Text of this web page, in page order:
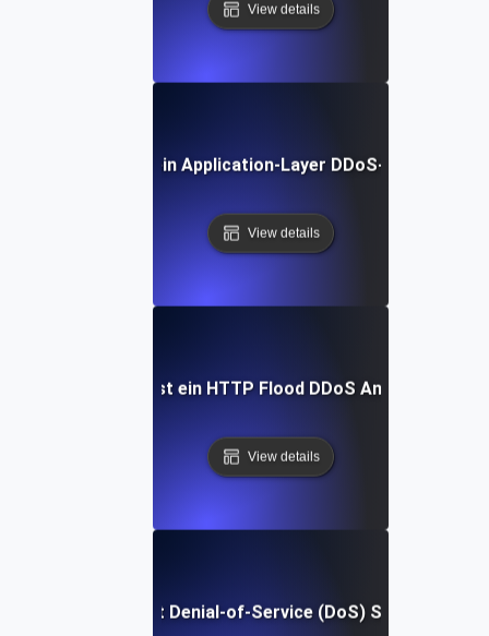
View details
Was ist ein Application-Layer DDoS-Angriff?
View details
Was ist ein HTTP Flood DDoS Angriff?
View details
Was ist Denial-of-Service (DoS) Schutz?